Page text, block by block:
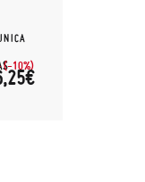
(-10%)